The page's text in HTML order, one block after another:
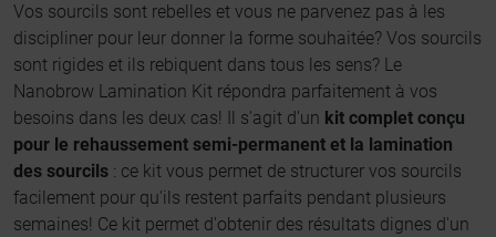
Vos sourcils sont rebelles et vous ne parvenez pas à les
discipliner pour leur donner la forme souhaitée? Vos sourcils
sont rigides et ils rebiquent dans tous les sens? Le
Nanobrow Lamination Kit répondra parfaitement à vos
besoins dans les deux cas! Il s'agit d'un kit complet conçu
pour le rehaussement semi-permanent et la lamination
des sourcils : ce kit vous permet de structurer vos sourcils
facilement pour qu'ils restent parfaits pendant plusieurs
semaines! Ce kit permet d'obtenir des résultats dignes d'un